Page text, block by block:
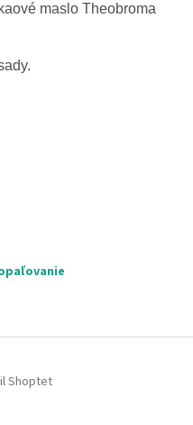
maslo Theobroma
Shoptet